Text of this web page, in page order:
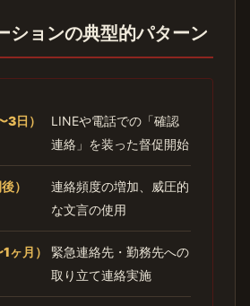
ションの典型的パターン
3日）
LINEや電話での「確認
連絡」を装った督促開始
）
連絡頻度の増加、威圧的
な文言の使用
ヶ月）
緊急連絡先・勤務先への
取り立て連絡実施